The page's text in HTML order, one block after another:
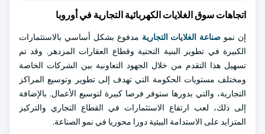
اتجاهات سوق الغلايات الكهربائية التجارية في أوروبا
إن نمو صناعة الغلايات التجارية مدفوع بشكل أساسي بالاستثمارات
الكبيرة في تطوير البنية التحتية وقطاع العقارات المزدهر. وقد تم
تسهيل هذا التقدم من خلال الجهود التعاونية بين الشركات الخاصة
ومختلف مستويات الحكومة التي تهدف إلى تطوير وتوسيع المراكز
التجارية، والتي بدورها ستوفر فرصا كبيرة لتوسيع الأعمال. بالإضافة
إلى ذلك، لعب ارتفاع الاستثمارات في القطاع التجاري والتركيز
المتزايد على الاستدامة البيئية دورا محوريا في نمو الصناعة.